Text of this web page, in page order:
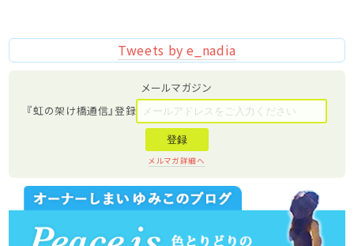
Tweets by e_nadia
メールマガジン
『虹の架け橋通信』登録
メルマガ詳細へ